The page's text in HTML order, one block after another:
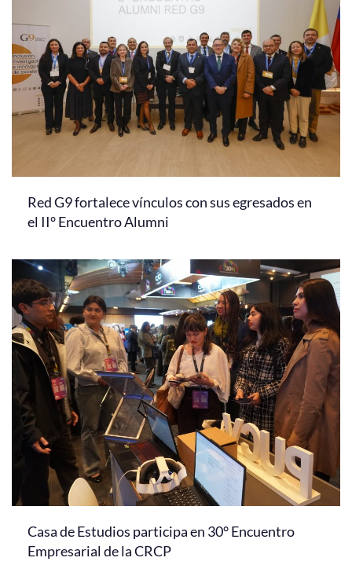
Red G9 fortalece vínculos con sus egresados en
el II° Encuentro Alumni
Casa de Estudios participa en 30° Encuentro
Empresarial de la CRCP